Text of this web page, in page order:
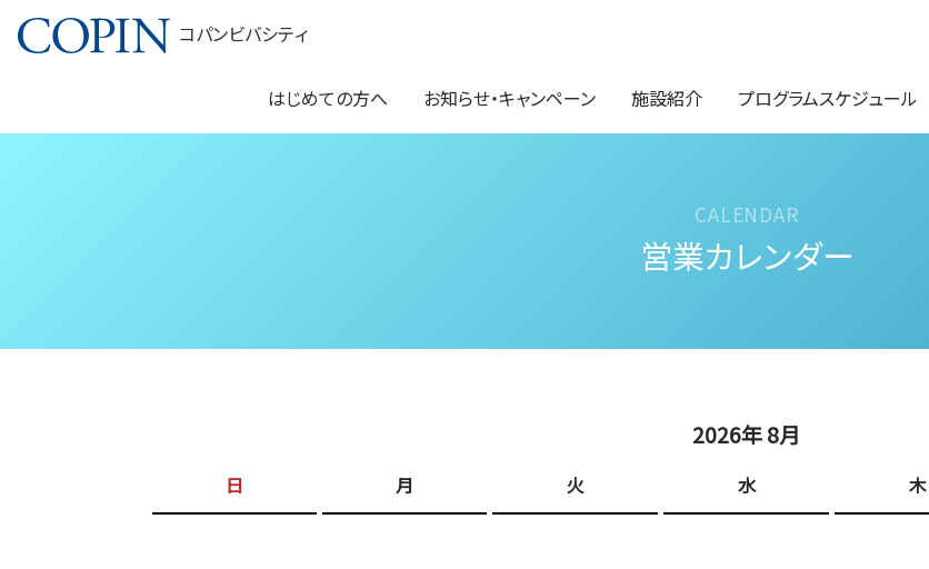
コパンビバシティ
はじめての方へ お知らせ・キャンペーン 施設紹介 プログラムスケジュール
営業カレンダー
2026年 8月
日 月 火 水 木